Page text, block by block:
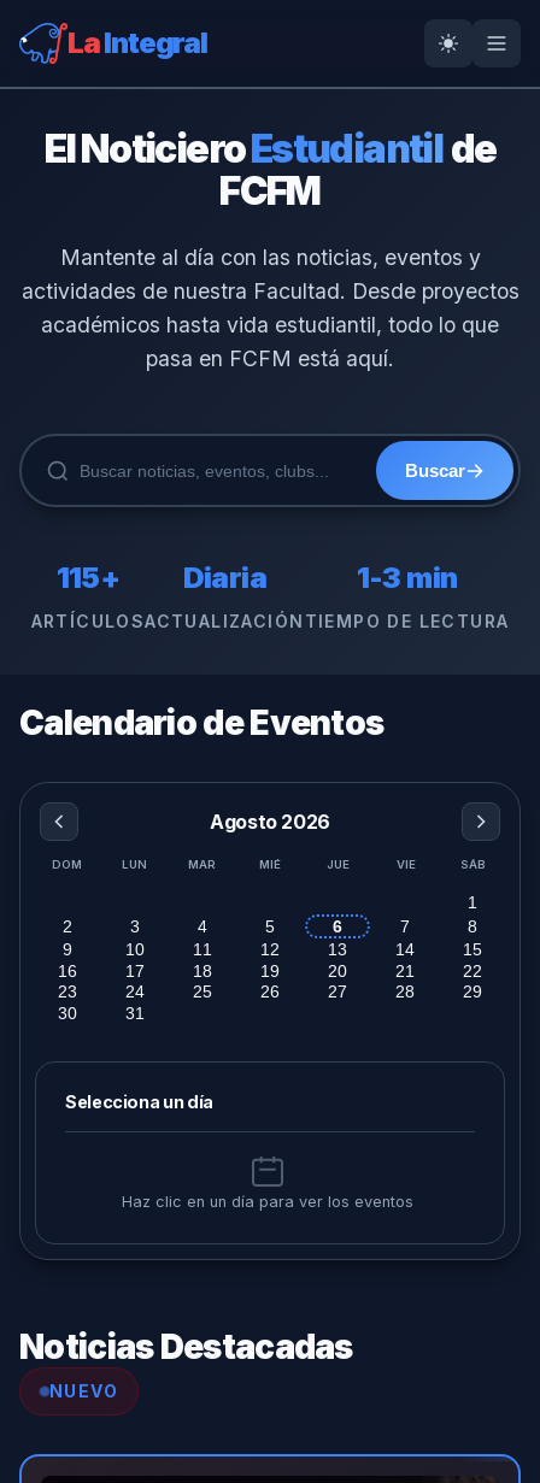
LaIntegral
El NoticieroEstudiantilde
FCFM
Mantente al día con las noticias, eventos y
actividades de nuestra Facultad. Desde proyectos
académicos hasta vida estudiantil, todo lo que
pasa en FCFM está aquí.
Buscar
115+
ARTÍCULOS
Diaria
ACTUALIZACIÓN
1-3 min
TIEMPO DE LECTURA
Calendario de Eventos
Agosto 2026
DOM LUN MAR MIÉ JUE VIE SÁB
1
2
3 4 5 6 7
8
9
10 11 12 13 14
15
16
17 18 19 20 21
22
23
24 25 26 27 28
29
30
31
Selecciona un día
Haz clic en un día para ver los eventos
Noticias Destacadas
NUEVO